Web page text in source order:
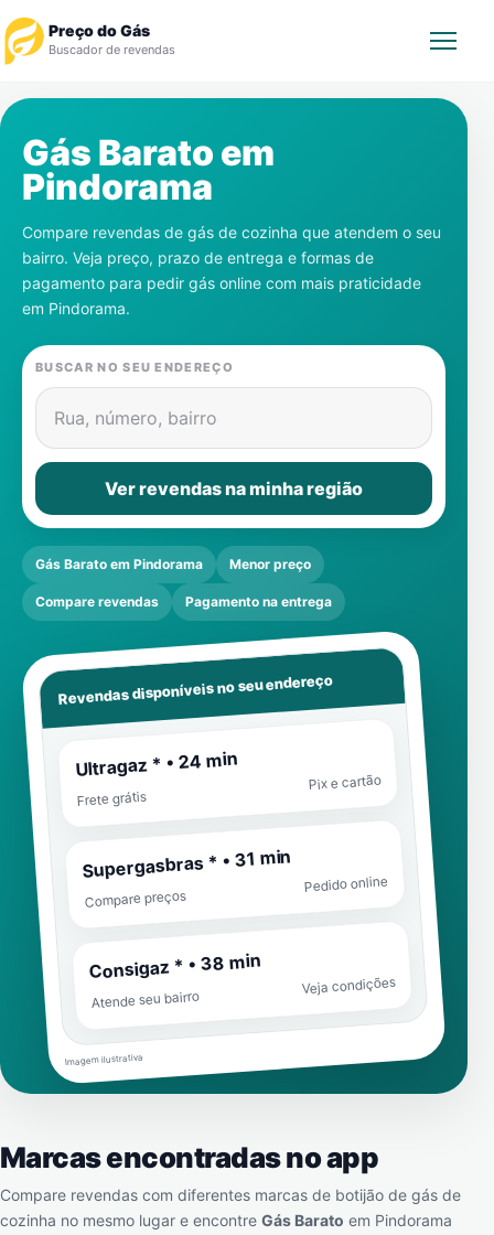
Preço do Gás
Buscador de revendas
Revendedor
Notícias
Cadastre-se
Gás
Contatos
Gás Barato em
Pindorama
Compare revendas de gás de cozinha que atendem o seu
bairro. Veja preço, prazo de entrega e formas de
pagamento para pedir gás online com mais praticidade
em Pindorama.
BUSCAR NO SEU ENDEREÇO
Rua, número, bairro
Ver revendas na minha região
Gás Barato em Pindorama Menor preço
Compare revendas Pagamento na entrega
Revendas disponíveis no seu endereço
Ultragaz * • 24 min
Frete grátis
Pix e cartão
Supergasbras * • 31 min
Compare preços
Pedido online
Consigaz * • 38 min
Atende seu bairro
Veja condições
Imagem ilustrativa
Marcas encontradas no app
Compare revendas com diferentes marcas de botijão de gás de
cozinha no mesmo lugar e encontre Gás Barato em Pindorama